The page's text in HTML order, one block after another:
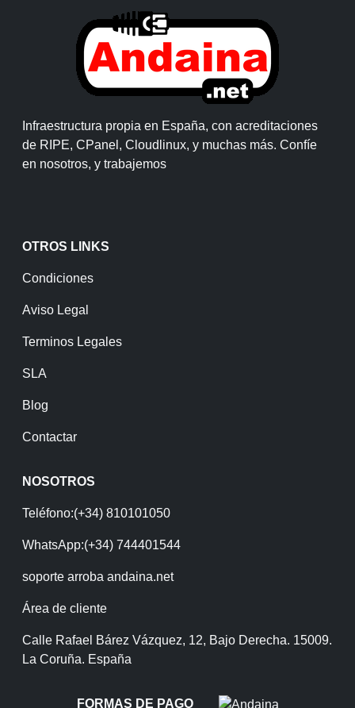
Infraestructura propia en España, con acreditaciones
de RIPE, CPanel, Cloudlinux, y muchas más. Confíe
en nosotros, y trabajemos
OTROS LINKS
Condiciones
Aviso Legal
Terminos Legales
SLA
Blog
Contactar
NOSOTROS
Teléfono:(+34) 810101050
WhatsApp:(+34) 744401544
soporte arroba andaina.net
Área de cliente
Calle Rafael Bárez Vázquez, 12, Bajo Derecha. 15009.
La Coruña. España
FORMAS DE PAGO